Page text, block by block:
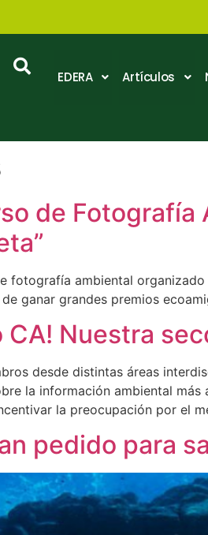
EDERA Artículos
de
fotografía ambiental
ganar grandes premios
CA! Nuestra
desde distintas áreas
la información ambiental
la preocupación por el
pedido para